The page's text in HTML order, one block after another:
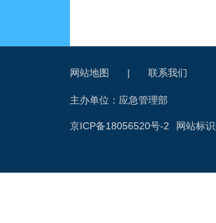
网站地图 | 联系我们
主办单位：应急管理部
网站标
京ICP备18056520号-2